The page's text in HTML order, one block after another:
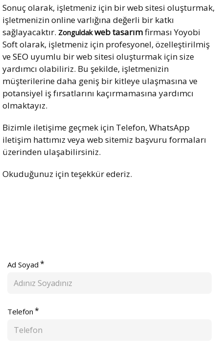
Sonuç olarak, işletmeniz için bir web sitesi oluşturmak,
işletmenizin online varlığına değerli bir katkı
sağlayacaktır. Zonguldakweb tasarımfirması Yoyobi
Soft olarak, işletmeniz için profesyonel, özelleştirilmiş
veSEO uyumlu bir web sitesi oluşturmak için size
yardımcı olabiliriz. Bu şekilde, işletmenizin
müşterilerine daha geniş bir kitleye ulaşmasına ve
potansiyel iş fırsatlarını kaçırmamasına yardımcı
olmaktayız.
Bizimle iletişime geçmek için Telefon, WhatsApp
iletişim hattımız veya web sitemiz başvuru formaları
üzerinden ulaşabilirsiniz.
Okuduğunuz için teşekkür ederiz.
Ad Soyad
Telefon